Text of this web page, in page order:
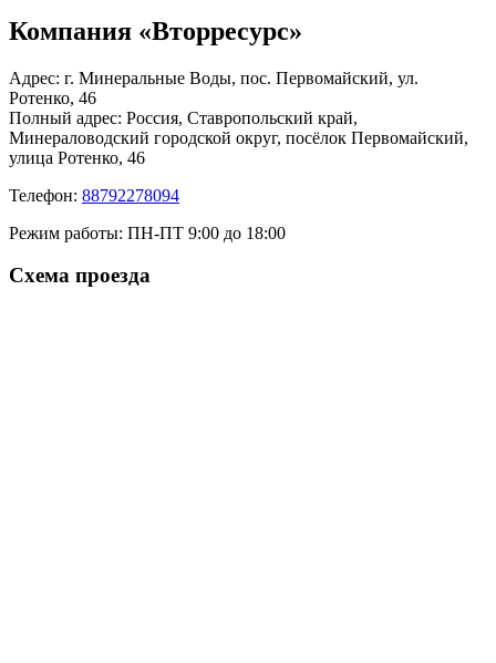
Компания «Вторресурс»
Адрес: г. Минеральные Воды, пос. Первомайский, ул.
Ротенко, 46
Полный адрес: Россия, Ставропольский край,
Минераловодский городской округ, посёлок Первомайский,
улица Ротенко, 46
Телефон: 88792278094
Режим работы: ПН-ПТ 9:00 до 18:00
Схема проезда